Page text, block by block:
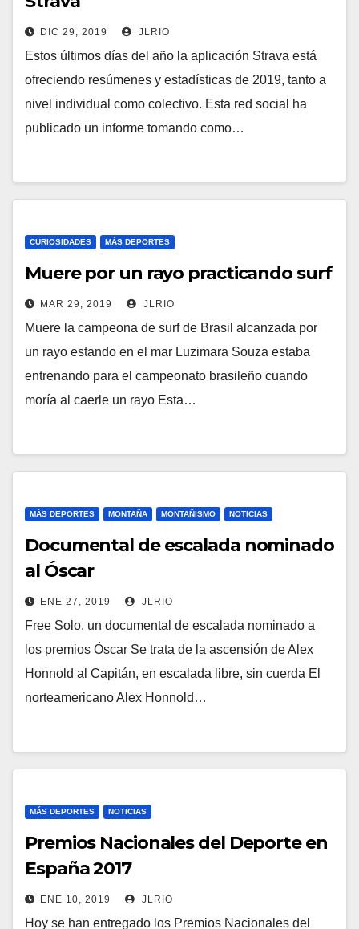
DIC 29, 2019 JLRIO
Estos últimos días del año la aplicación Strava está
ofreciendo resúmenes y estadísticas de 2019, tanto a
nivel individual como colectivo. Esta red social ha
publicado un informe tomando como…
CURIOSIDADES MÁS DEPORTES
Muere por un rayo practicando surf
MAR 29, 2019 JLRIO
Muere la campeona de surf de Brasil alcanzada por
un rayo estando en el mar Luzimara Souza estaba
entrenando para el campeonato brasileño cuando
moría al caerle un rayo Esta…
MÁS DEPORTES MONTAÑA MONTAÑISMO NOTICIAS
Documental de escalada nominado
al Óscar
ENE 27, 2019 JLRIO
Free Solo, un documental de escalada nominado a
los premios Óscar Se trata de la ascensión de Alex
Honnold al Capitán, en escalada libre, sin cuerda El
norteamericano Alex Honnold…
MÁS DEPORTES NOTICIAS
Premios Nacionales del Deporte en
España 2017
ENE 10, 2019 JLRIO
Hoy se han entregado los Premios Nacionales del